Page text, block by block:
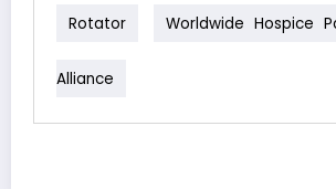
Rotator Worldwide Hospice
Alliance